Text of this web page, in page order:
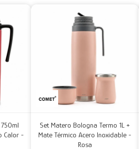
Calor -
Set Matero Bologna Termo 1L +
Mate Térmico Acero Inoxidable -
Rosa